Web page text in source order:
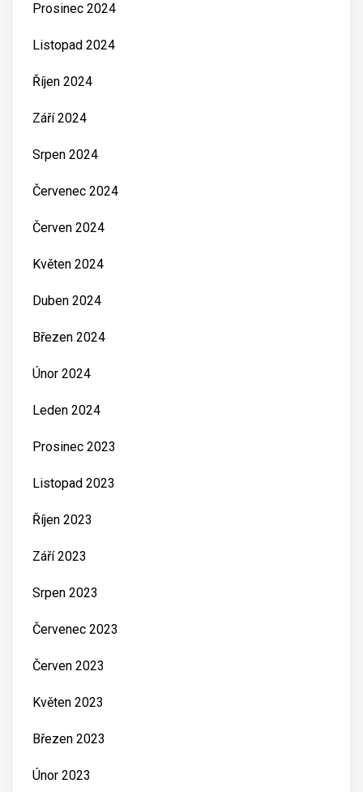
Prosinec 2024
Listopad 2024
Říjen 2024
Září 2024
Srpen 2024
Červenec 2024
Červen 2024
Květen 2024
Duben 2024
Březen 2024
Únor 2024
Leden 2024
Prosinec 2023
Listopad 2023
Říjen 2023
Září 2023
Srpen 2023
Červenec 2023
Červen 2023
Květen 2023
Březen 2023
Únor 2023